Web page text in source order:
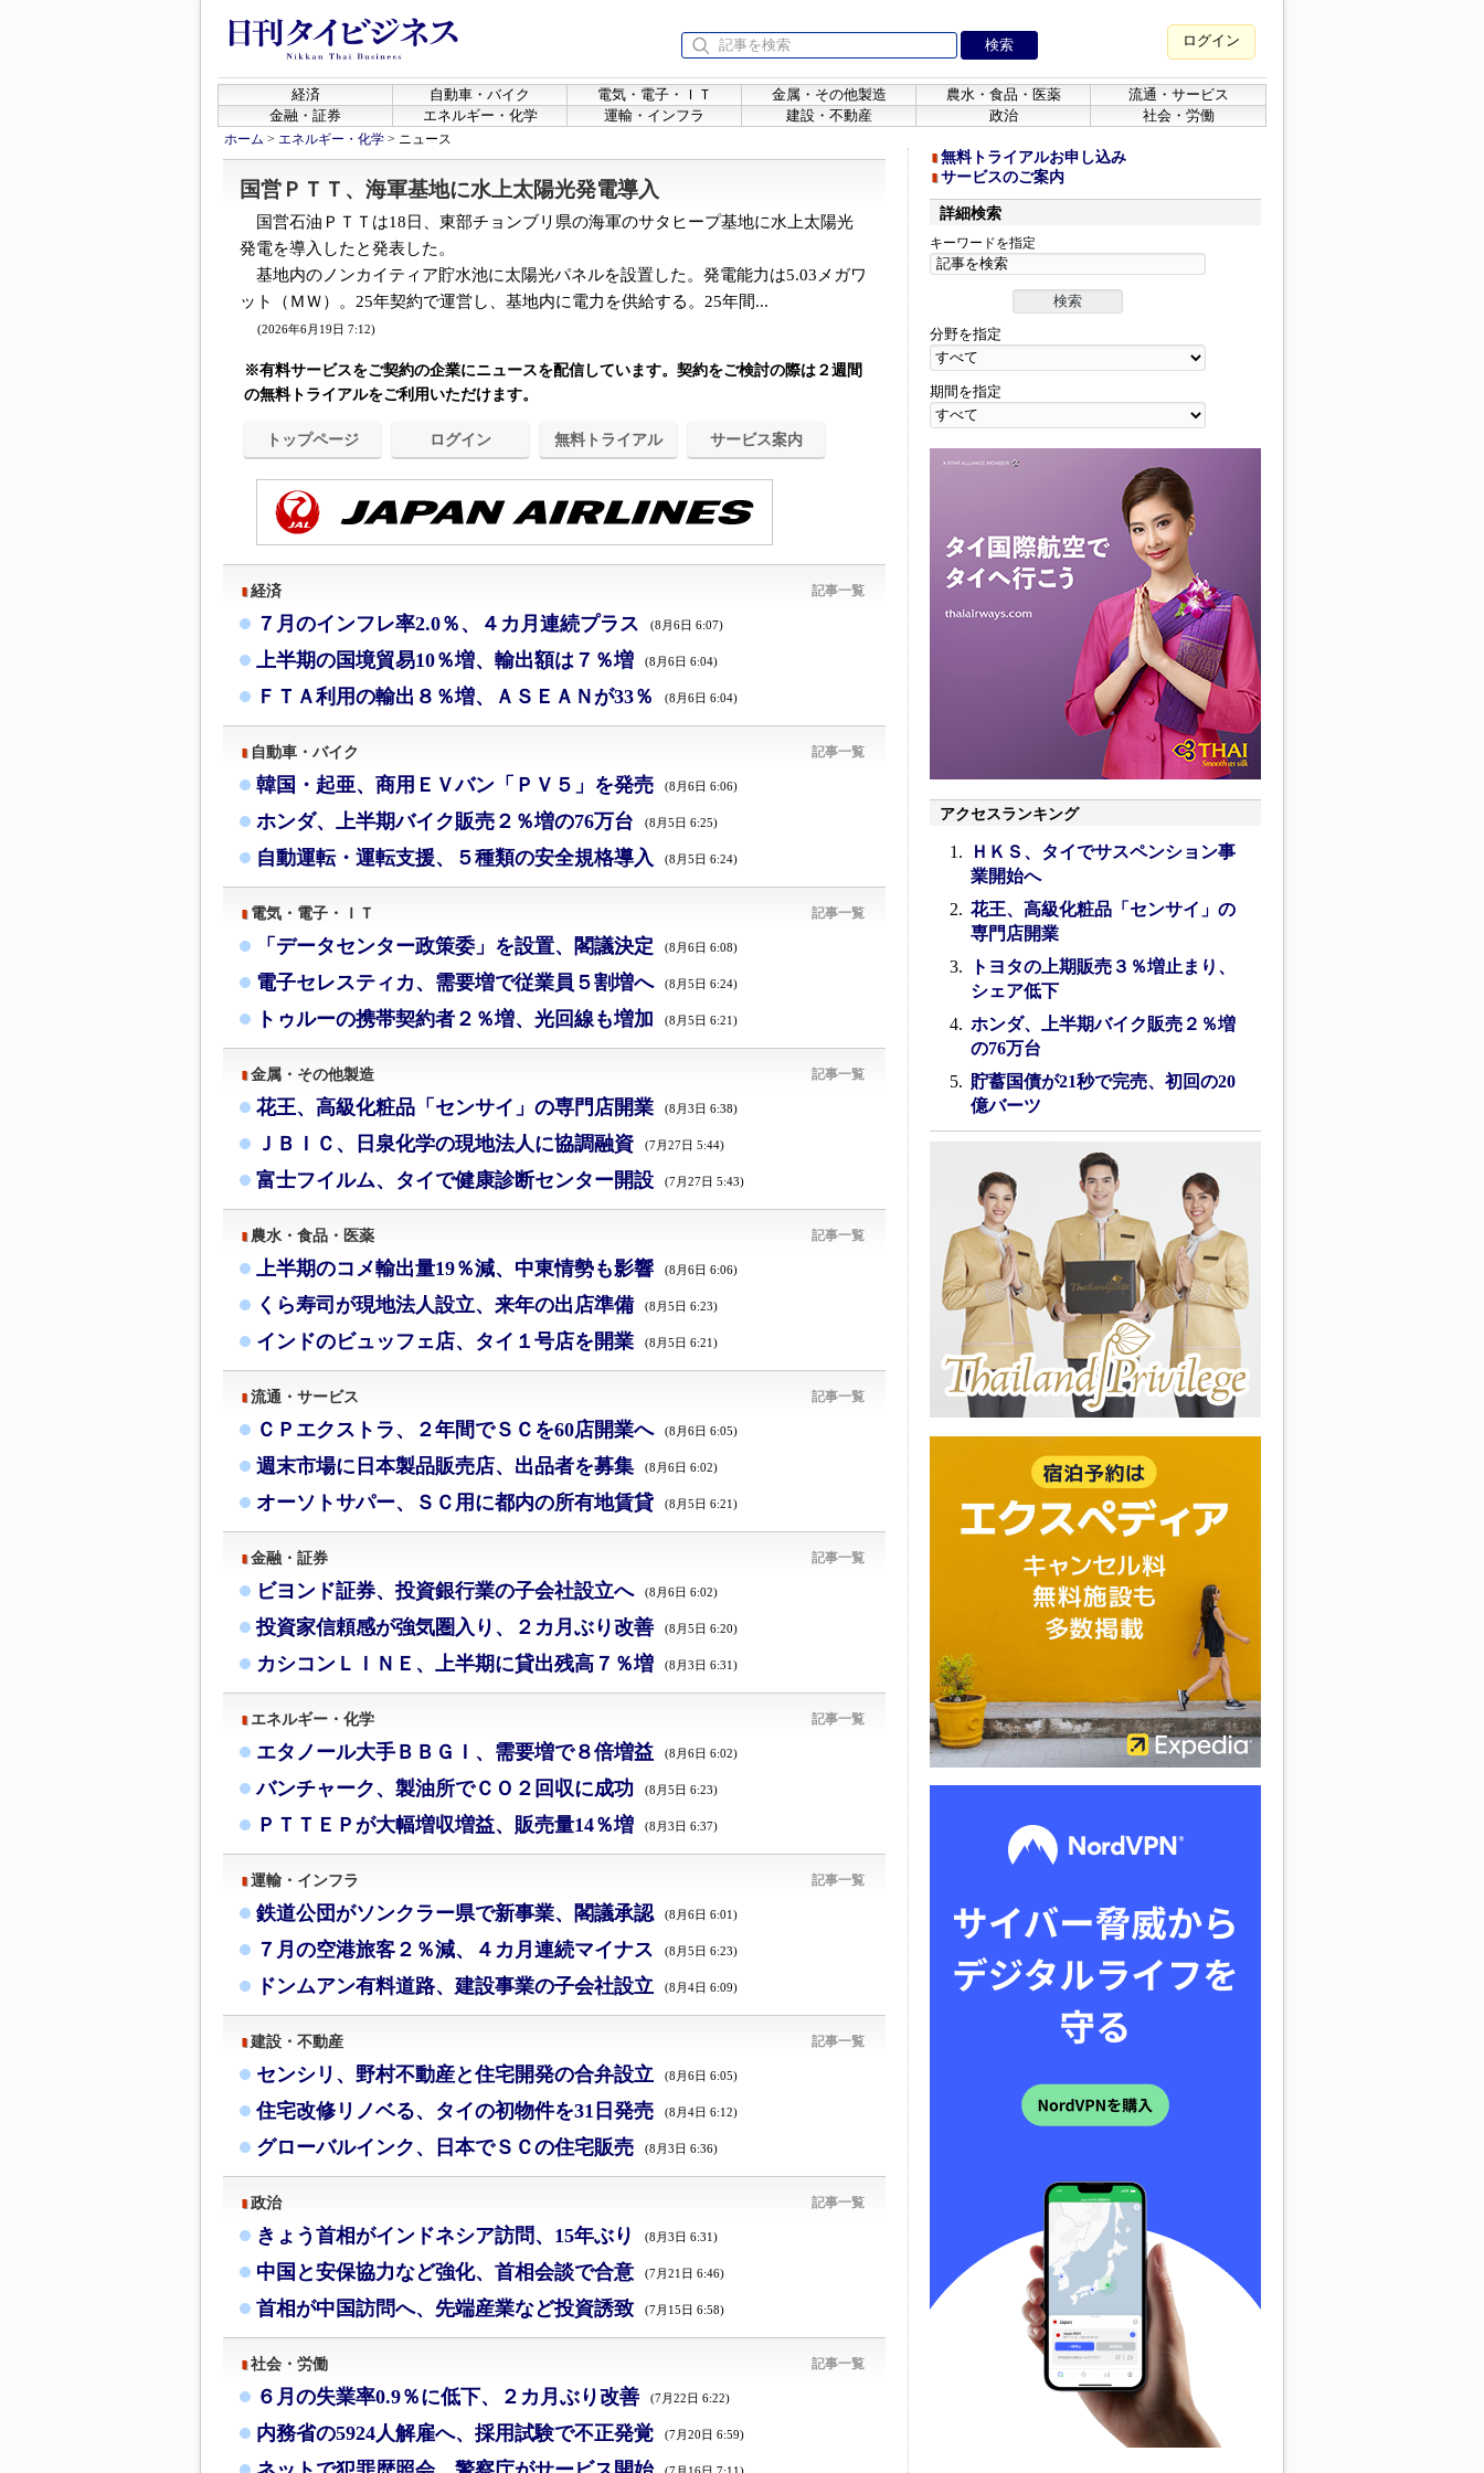
ログイン
経済 自動車・バイク 電気・電子・ＩＴ 金属・その他製造 農水・食品・医薬
流通・サービス
金融・証券
エネルギー・化学 運輸・インフラ 建設・不動産 政治 社会・労働
ホーム > エネルギー・化学 > ニュース
国営ＰＴＴ、海軍基地に水上太陽光発電導入
国営石油ＰＴＴは18日、東部チョンブリ県の海軍のサタヒープ基地に水上太陽光
発電を導入したと発表した。
基地内のノンカイティア貯水池に太陽光パネルを設置した。発電能力は5.03メガワ
ット（ＭＷ）。25年契約で運営し、基地内に電力を供給する。25年間...
(2026年6月19日 7:12)
※有料サービスをご契約の企業にニュースを配信しています。契約をご検討の際は２週間
の無料トライアルをご利用いただけます。
トップページ ログイン 無料トライアル サービス案内
経済 記事一覧
７月のインフレ率2.0％、４カ月連続プラス (8月6日 6:07)
上半期の国境貿易10％増、輸出額は７％増 (8月6日 6:04)
ＦＴＡ利用の輸出８％増、ＡＳＥＡＮが33％ (8月6日 6:04)
自動車・バイク 記事一覧
韓国・起亜、商用ＥＶバン「ＰＶ５」を発売 (8月6日 6:06)
ホンダ、上半期バイク販売２％増の76万台 (8月5日 6:25)
自動運転・運転支援、５種類の安全規格導入 (8月5日 6:24)
電気・電子・ＩＴ 記事一覧
「データセンター政策委」を設置、閣議決定 (8月6日 6:08)
電子セレスティカ、需要増で従業員５割増へ (8月5日 6:24)
トゥルーの携帯契約者２％増、光回線も増加 (8月5日 6:21)
金属・その他製造 記事一覧
花王、高級化粧品「センサイ」の専門店開業 (8月3日 6:38)
ＪＢＩＣ、日泉化学の現地法人に協調融資 (7月27日 5:44)
富士フイルム、タイで健康診断センター開設 (7月27日 5:43)
農水・食品・医薬 記事一覧
上半期のコメ輸出量19％減、中東情勢も影響 (8月6日 6:06)
くら寿司が現地法人設立、来年の出店準備 (8月5日 6:23)
インドのビュッフェ店、タイ１号店を開業 (8月5日 6:21)
流通・サービス 記事一覧
ＣＰエクストラ、２年間でＳＣを60店開業へ (8月6日 6:05)
週末市場に日本製品販売店、出品者を募集 (8月6日 6:02)
オーソトサパー、ＳＣ用に都内の所有地賃貸 (8月5日 6:21)
金融・証券 記事一覧
ビヨンド証券、投資銀行業の子会社設立へ (8月6日 6:02)
投資家信頼感が強気圏入り、２カ月ぶり改善 (8月5日 6:20)
カシコンＬＩＮＥ、上半期に貸出残高７％増 (8月3日 6:31)
エネルギー・化学 記事一覧
エタノール大手ＢＢＧＩ、需要増で８倍増益 (8月6日 6:02)
バンチャーク、製油所でＣＯ２回収に成功 (8月5日 6:23)
ＰＴＴＥＰが大幅増収増益、販売量14％増 (8月3日 6:37)
運輸・インフラ 記事一覧
鉄道公団がソンクラー県で新事業、閣議承認 (8月6日 6:01)
７月の空港旅客２％減、４カ月連続マイナス (8月5日 6:23)
ドンムアン有料道路、建設事業の子会社設立 (8月4日 6:09)
建設・不動産 記事一覧
センシリ、野村不動産と住宅開発の合弁設立 (8月6日 6:05)
住宅改修リノベる、タイの初物件を31日発売 (8月4日 6:12)
グローバルインク、日本でＳＣの住宅販売 (8月3日 6:36)
政治 記事一覧
きょう首相がインドネシア訪問、15年ぶり (8月3日 6:31)
中国と安保協力など強化、首相会談で合意 (7月21日 6:46)
首相が中国訪問へ、先端産業など投資誘致 (7月15日 6:58)
社会・労働 記事一覧
６月の失業率0.9％に低下、２カ月ぶり改善 (7月22日 6:22)
内務省の5924人解雇へ、採用試験で不正発覚 (7月20日 6:59)
無料トライアルお申し込み
サービスのご案内
詳細検索
キーワードを指定
分野を指定
期間を指定
アクセスランキング
ＨＫＳ、タイでサスペンション事
業開始へ
花王、高級化粧品「センサイ」の
専門店開業
トヨタの上期販売３％増止まり、
シェア低下
ホンダ、上半期バイク販売２％増
の76万台
貯蓄国債が21秒で完売、初回の20
億バーツ